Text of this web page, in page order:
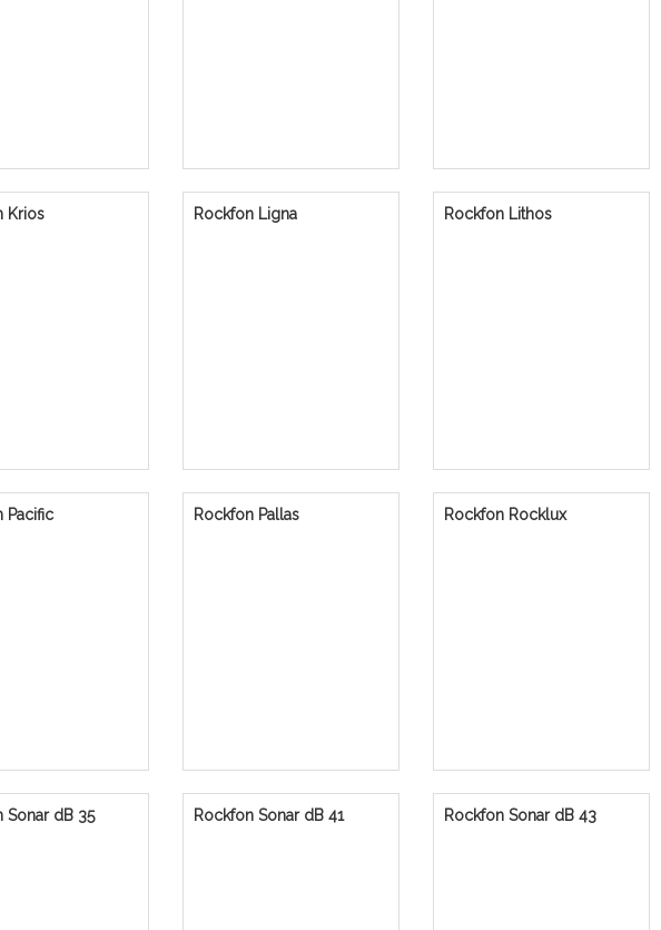
Krios Rockfon Ligna Rockfon Lithos
Pacific Rockfon Pallas Rockfon Rocklux
Sonar dB 35 Rockfon Sonar dB 41 Rockfon Sonar dB 43